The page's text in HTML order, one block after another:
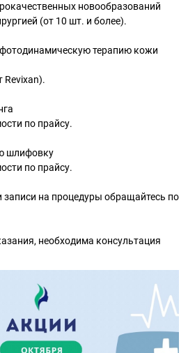
новообразований
(от 10 шт. и более).
терапию кожи
Revixan).
по прайсу.
шлифовку
по прайсу.
на процедуры обращайтесь по
необходима консультация